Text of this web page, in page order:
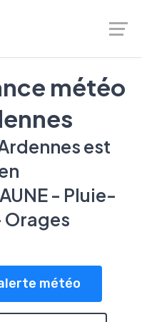
|
02 46 66 00 20
météo
est
- Pluie-
météo